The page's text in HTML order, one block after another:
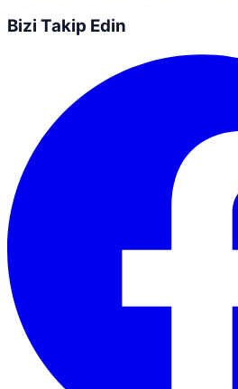
Bizi Takip Edin